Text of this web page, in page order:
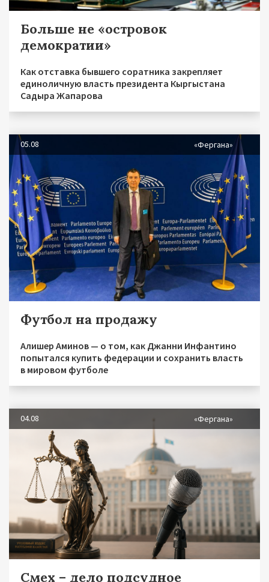
Больше не «островок
демократии»
Как отставка бывшего соратника закрепляет
единоличную власть президента Кыргыстана
Садыра Жапарова
05.08 «Фергана»
Футбол на продажу
Алишер Аминов — о том, как Джанни Инфантино
попытался купить федерации и сохранить власть
в мировом футболе
04.08 «Фергана»
Смех – дело подсудное